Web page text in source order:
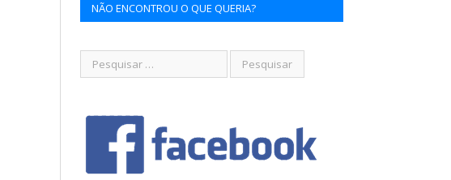
NÃO ENCONTROU O QUE QUERIA?